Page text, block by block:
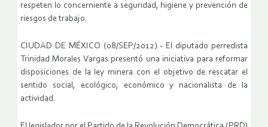
respeten lo concerniente a seguridad, higiene y prevención de
riesgos de trabajo.
CIUDAD DE MÉXICO (08/SEP/2012).- El diputado perredista
Trinidad Morales Vargas presentó una iniciativa para reformar
disposiciones de la ley minera con el objetivo de rescatar el
sentido social, ecológico, económico y nacionalista de la
actividad.